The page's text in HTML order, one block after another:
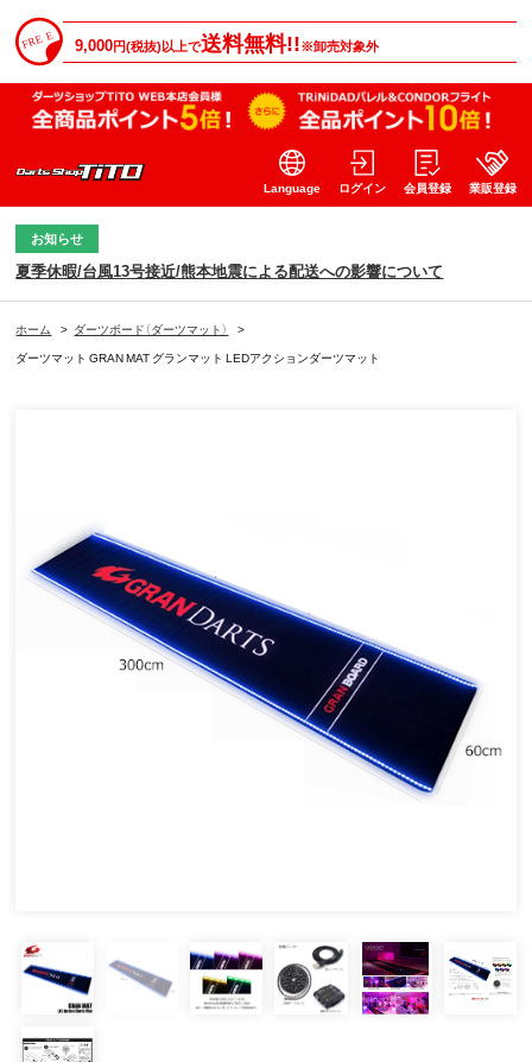
9,000円(税抜)以上で送料無料!!※卸売対象外
Language ログイン 会員登録 業販登録
お知らせ
夏季休暇/台風13号接近/熊本地震による配送への影響について
ホーム > ダーツボード（ダーツマット）
>
ダーツマット GRAN MAT グランマット LEDアクションダーツマット